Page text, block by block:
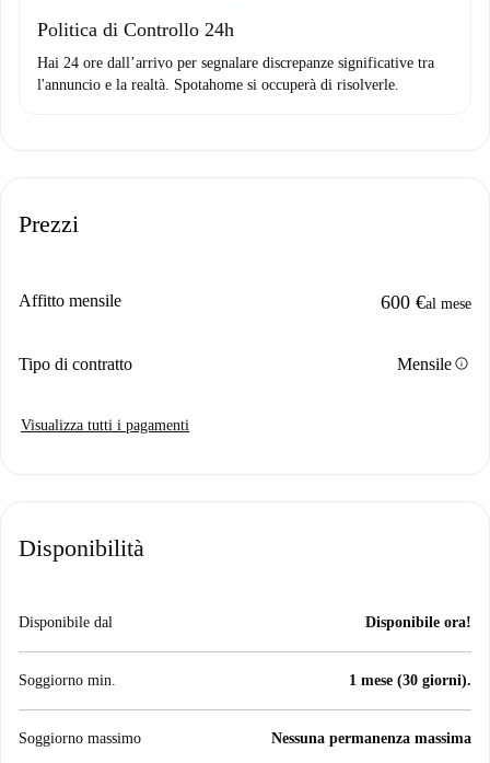
Politica di Controllo 24h
Hai 24 ore dall’arrivo per segnalare discrepanze significative tra
l'annuncio e la realtà. Spotahome si occuperà di risolverle.
Prezzi
Affitto mensile 600 €al mese
Tipo di contratto Mensileinfo
Visualizza tutti i pagamenti
Disponibilità
Disponibile dal Disponibile ora!
Soggiorno min. 1 mese (30 giorni).
Soggiorno massimo Nessuna permanenza massima